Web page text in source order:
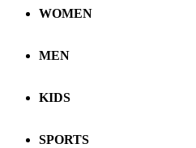
WOMEN
MEN
KIDS
SPORTS